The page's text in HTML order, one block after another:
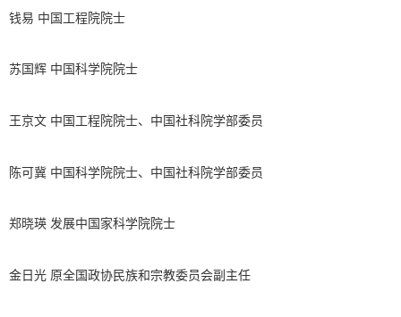
钱易 中国工程院院士
苏国辉 中国科学院院士
王京文 中国工程院院士、中国社科院学部委员
陈可冀 中国科学院院士、中国社科院学部委员
郑晓瑛 发展中国家科学院院士
金日光 原全国政协民族和宗教委员会副主任